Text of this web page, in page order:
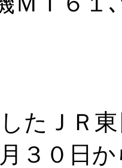
たＪＲ
３０日